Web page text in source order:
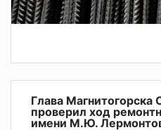
Глава Магнитогорска
проверил ход
имени М.Ю.